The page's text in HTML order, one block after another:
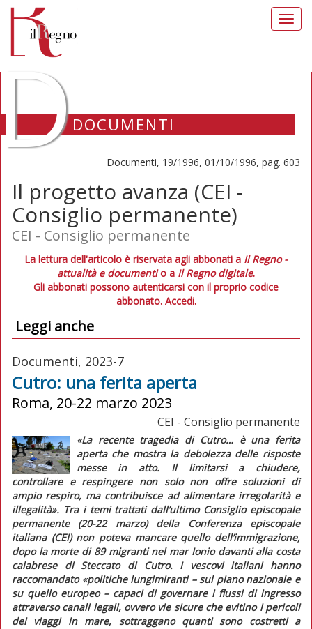
DOCUMENTI
Documenti, 19/1996, 01/10/1996, pag. 603
Il progetto avanza (CEI -
Consiglio permanente)
CEI - Consiglio permanente
La lettura dell'articolo è riservata agli abbonati a Il Regno -
attualità e documentio a Il Regno digitale.
Gli abbonati possono autenticarsi con il proprio codice
abbonato. Accedi.
Leggi anche
Documenti, 2023-7
Cutro: una ferita aperta
Roma, 20-22 marzo 2023
CEI - Consiglio permanente
«La recente tragedia di Cutro… è una ferita
aperta che mostra la debolezza delle risposte
messe in atto. Il limitarsi a chiudere,
controllare e respingere non solo non offre soluzioni di
ampio respiro, ma contribuisce ad alimentare irregolarità e
illegalità». Tra i temi trattati dall’ultimo Consiglio episcopale
permanente (20-22 marzo) della Conferenza episcopale
italiana (CEI) non poteva mancare quello dell’immigrazione,
dopo la morte di 89 migranti nel mar Ionio davanti alla costa
calabrese di Steccato di Cutro. I vescovi italiani hanno
raccomandato «politiche lungimiranti – sul piano nazionale e
su quello europeo – capaci di governare i flussi di ingresso
attraverso canali legali, ovvero vie sicure che evitino i pericoli
dei viaggi in mare, sottraggano quanti sono costretti a